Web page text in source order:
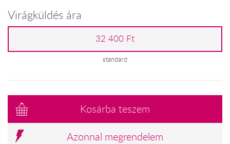
Virágküldés ára
32 400 Ft
standard
Kosárba teszem
Azonnal megrendelem